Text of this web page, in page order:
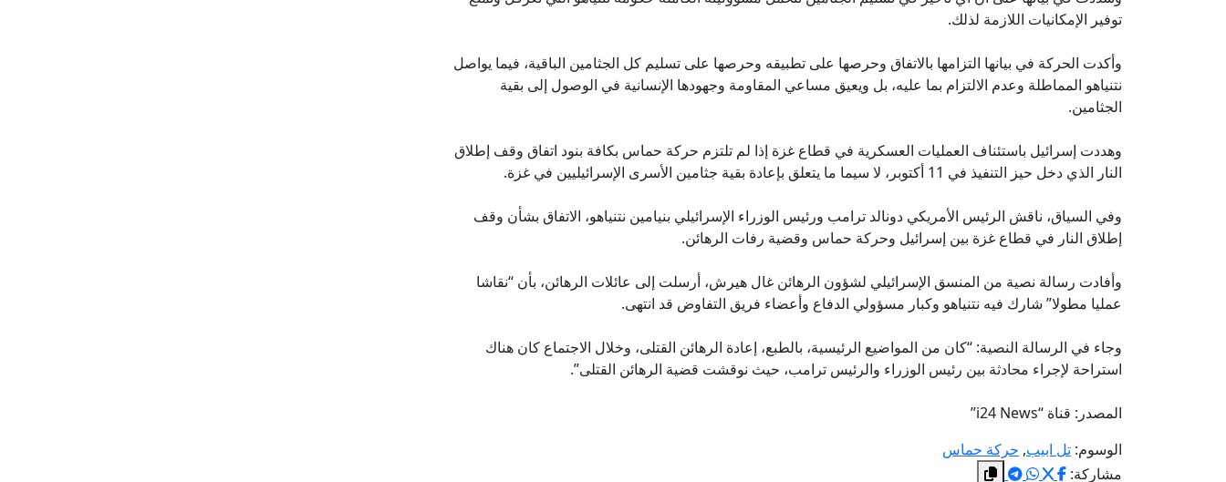
توفير الإمكانيات اللازمة لذلك.
وأكدت الحركة في بيانها التزامها بالاتفاق وحرصها على تطبيقه وحرصها على تسليم كل الجثامين الباقية، فيما يواصل
نتنياهو المماطلة وعدم الالتزام بما عليه، بل ويعيق مساعي المقاومة وجهودها الإنسانية في الوصول إلى بقية
الجثامين.
وهددت إسرائيل باستئناف العمليات العسكرية في قطاع غزة إذا لم تلتزم حركة حماس بكافة بنود اتفاق وقف إطلاق
النار الذي دخل حيز التنفيذ في 11 أكتوبر، لا سيما ما يتعلق بإعادة بقية جثامين الأسرى الإسرائيليين في غزة.
وفي السياق، ناقش الرئيس الأمريكي دونالد ترامب ورئيس الوزراء الإسرائيلي بنيامين نتنياهو، الاتفاق بشأن وقف
إطلاق النار في قطاع غزة بين إسرائيل وحركة حماس وقضية رفات الرهائن.
وأفادت رسالة نصية من المنسق الإسرائيلي لشؤون الرهائن غال هيرش، أرسلت إلى عائلات الرهائن، بأن “نقاشا
عمليا مطولا” شارك فيه نتنياهو وكبار مسؤولي الدفاع وأعضاء فريق التفاوض قد انتهى.
وجاء في الرسالة النصية: “كان من المواضيع الرئيسية، بالطبع، إعادة الرهائن القتلى، وخلال الاجتماع كان هناك
استراحة لإجراء محادثة بين رئيس الوزراء والرئيس ترامب، حيث نوقشت قضية الرهائن القتلى”.
المصدر: قناة “i24 News”
الوسوم: تل ابيب, حركة حماس
مشاركة: